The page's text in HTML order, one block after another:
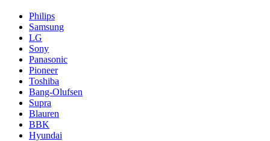
Philips
Samsung
LG
Sony
Panasonic
Pioneer
Toshiba
Bang-Olufsen
Supra
Blauren
BBK
Hyundai